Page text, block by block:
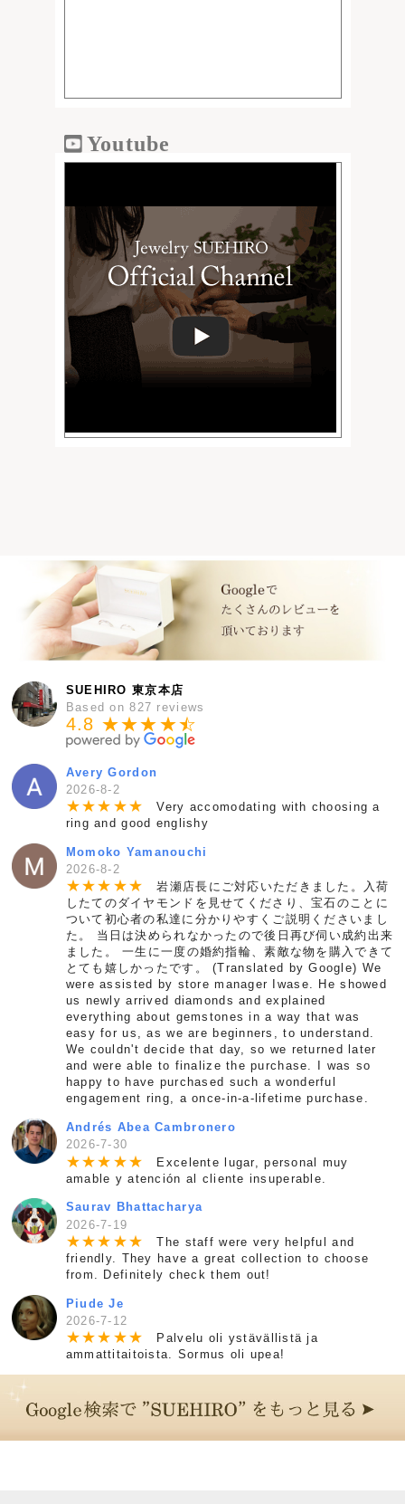
Youtube
SUEHIRO 東京本店
Based on 827 reviews
4.8 ★★★★★
☆
Avery Gordon
2026-8-2
★★★ ★★
Very accomodating with choosing a
ring and good englishy
Momoko Yamanouchi
2026-8-2
★★★ ★★
岩瀬店長にご対応いただきました。入荷
したてのダイヤモンドを見せてくださり、宝石のことに
ついて初心者の私達に分かりやすくご説明くださいまし
た。 当日は決められなかったので後日再び伺い成約出来
ました。 一生に一度の婚約指輪、素敵な物を購入できて
とても嬉しかったです。 (Translated by Google) We
were assisted by store manager Iwase. He showed
us newly arrived diamonds and explained
everything about gemstones in a way that was
easy for us, as we are beginners, to understand.
We couldn't decide that day, so we returned later
and were able to finalize the purchase. I was so
happy to have purchased such a wonderful
engagement ring, a once-in-a-lifetime purchase.
Andrés Abea Cambronero
2026-7-30
★★★ ★★
Excelente lugar, personal muy
amable y atención al cliente insuperable.
Saurav Bhattacharya
2026-7-19
★★★ ★★
The staff were very helpful and
friendly. They have a great collection to choose
from. Definitely check them out!
Piude Je
2026-7-12
★★★ ★★
Palvelu oli ystävällistä ja
ammattitaitoista. Sormus oli upea!